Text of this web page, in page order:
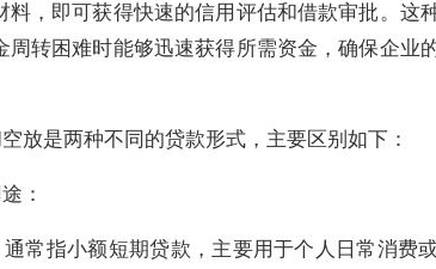
料，即可获得快速的信用评估和借款审批。这
周转困难时能够迅速获得所需资金，确保企业
放是两种不同的贷款形式，主要区别如下：
：
常指小额短期贷款，主要用于个人日常消费